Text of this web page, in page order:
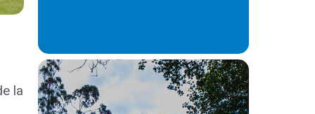
la